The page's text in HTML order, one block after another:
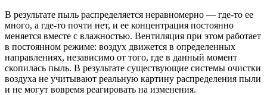
В результате пыль распределяется неравномерно — где-то ее
много, а где-то почти нет, и ее концентрация постоянно
меняется вместе с влажностью. Вентиляция при этом работает
в постоянном режиме: воздух движется в определенных
направлениях, независимо от того, где в данный момент
скопилась пыль. В результате существующие системы очистки
воздуха не учитывают реальную картину распределения пыли
и не могут вовремя реагировать на изменения.